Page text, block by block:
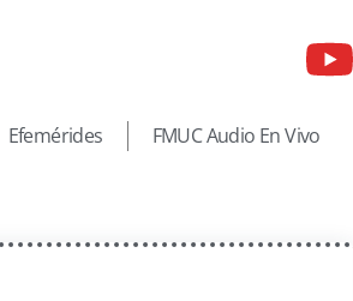
Efemérides FMUC Audio En Vivo